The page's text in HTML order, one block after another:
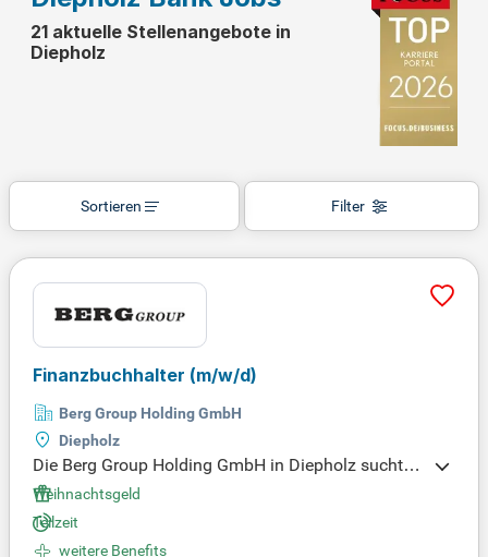
21 aktuelle Stellenangebote in
Diepholz
Filter
Sortieren
Finanzbuchhalter (m/w/d)
Berg Group Holding GmbH
Diepholz
Die Berg Group Holding GmbH in Diepholz sucht e
ngagierte Finanzbuchhalter (m/w/d) in Teilzeit ode
r Vollzeit. In dieser Position bearbeiten Sie selbstst
ändig die laufende Finanzbuchhaltung und unterst
Weihnachtsgeld
Teilzeit
weitere Benefits